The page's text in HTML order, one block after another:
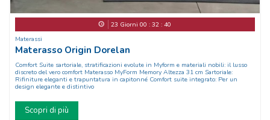
23 Giorni 00 : 32: 37
Materassi
Materasso Origin Dorelan
Comfort Suite sartoriale, stratificazioni evolute in Myform e materiali nobili: il lusso
discreto del vero comfort Materasso MyForm Memory Altezza 31 cm Sartoriale:
Rifiniture eleganti e trapuntatura in capitonné Comfort suite integrato: Per un
design elegante e distintivo
Scopri di più